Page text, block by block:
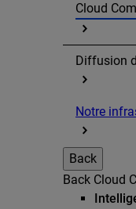
Cloud
Diffusion
Notre
Back
Back Cloud